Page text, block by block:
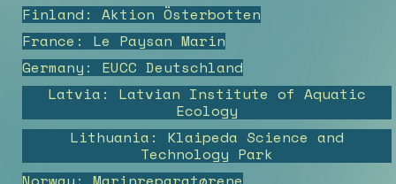
Finland: Aktion Österbotten
France: Le Paysan Marin
Germany: EUCC Deutschland
Latvia: Latvian Institute of Aquatic
Ecology
Lithuania: Klaipeda Science and
Technology Park